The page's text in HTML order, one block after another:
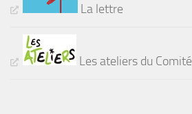
La lettre
Les ateliers du Comité